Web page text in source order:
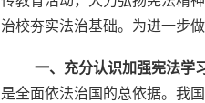
治校夯实法治基础。为进一步
一、充分认识加强宪法学
是全面依法治国的总依据。我